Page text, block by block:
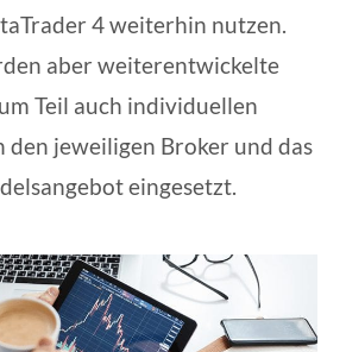
4 weiterhin nutzen.
aber weiterentwickelte
Teil auch individuellen
den jeweiligen Broker und das
eingesetzt.